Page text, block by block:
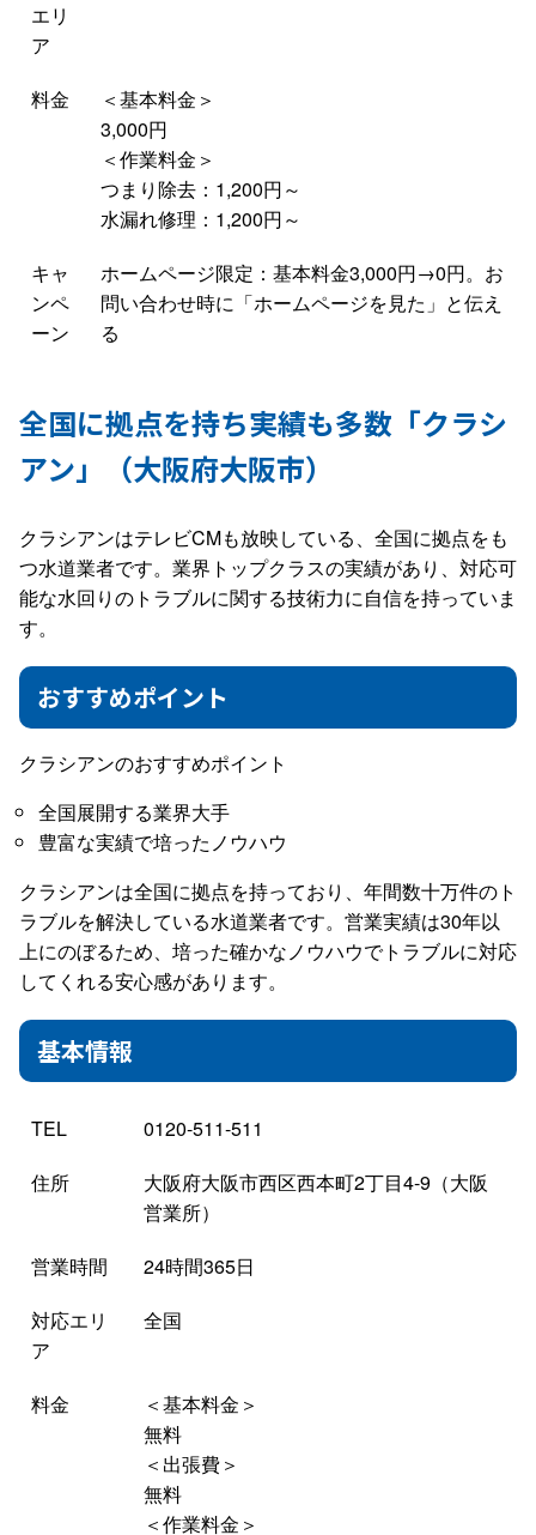
エリ
ア
料金
＜基本料金＞
3,000円
＜作業料金＞
つまり除去：1,200円～
水漏れ修理：1,200円～
キャ
ンペ
ーン
ホームページ限定：基本料金3,000円→0円。お
問い合わせ時に「ホームページを見た」と伝え
る
全国に拠点を持ち実績も多数「クラシ
アン」（大阪府大阪市）
クラシアンはテレビCMも放映している、全国に拠点をも
つ水道業者です。業界トップクラスの実績があり、対応可
能な水回りのトラブルに関する技術力に自信を持っていま
す。
おすすめポイント
クラシアンのおすすめポイント
全国展開する業界大手
豊富な実績で培ったノウハウ
クラシアンは全国に拠点を持っており、年間数十万件のト
ラブルを解決している水道業者です。営業実績は30年以
上にのぼるため、培った確かなノウハウでトラブルに対応
してくれる安心感があります。
基本情報
TEL
0120-511-511
住所
大阪府大阪市西区西本町2丁目4-9（大阪
営業所）
営業時間
24時間365日
対応エリ
ア
全国
料金
＜基本料金＞
無料
＜出張費＞
無料
＜作業料金＞